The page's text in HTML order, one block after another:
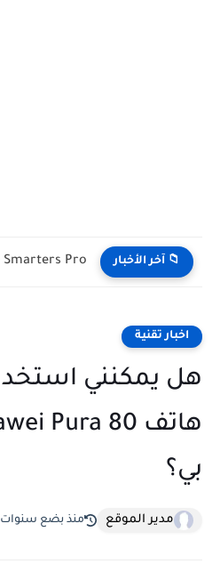
📁 آخر الأخبار
اخبار تقنية
بي؟
مدير الموقع منذ بضع سنوات